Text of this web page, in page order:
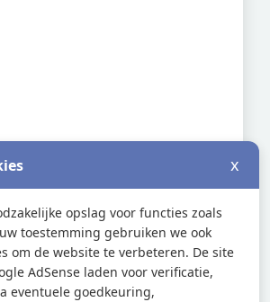
x
opslag voor functies zoals
toestemming gebruiken we ook
om de website te verbeteren. De site
AdSense laden voor verificatie,
eventuele goedkeuring,